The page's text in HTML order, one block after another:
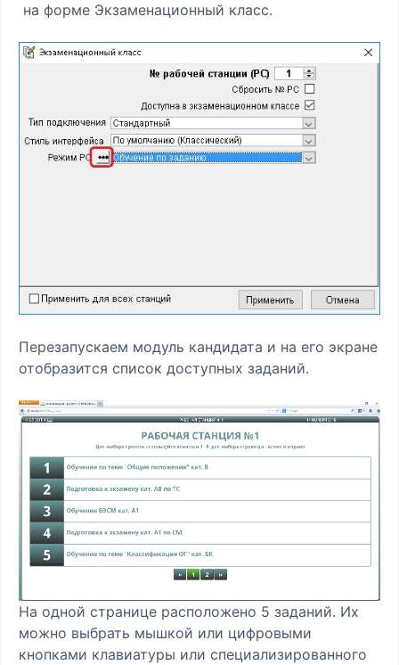
на форме Экзаменационный класс.
Перезапускаем модуль кандидата и на его экране
отобразится список доступных заданий.
На одной странице расположено 5 заданий. Их
можно выбрать мышкой или цифровыми
кнопками клавиатуры или специализированного